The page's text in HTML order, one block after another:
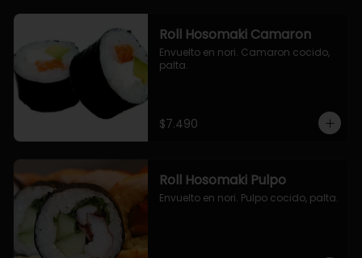
Roll Hosomaki Camaron
Envuelto en nori. Camaron cocido,
palta.
$7.490
Roll Hosomaki Pulpo
Envuelto en nori. Pulpo cocido, palta.